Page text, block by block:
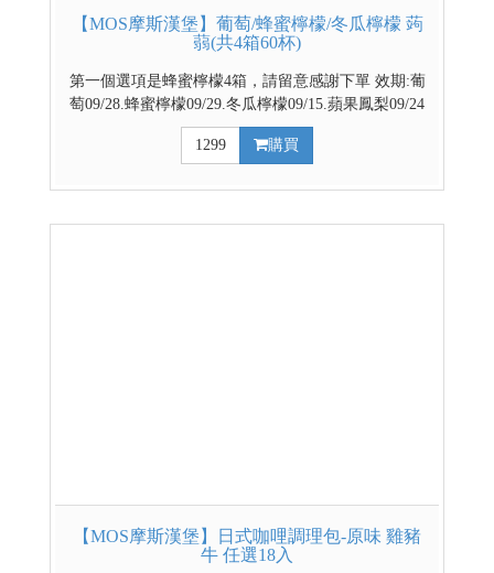
【MOS摩斯漢堡】葡萄/蜂蜜檸檬/冬瓜檸檬 蒟
蒻(共4箱60杯)
第一個選項是蜂蜜檸檬4箱，請留意感謝下單 效期:葡
萄09/28.蜂蜜檸檬09/29.冬瓜檸檬09/15.蘋果鳳梨09/24
官方網路商城 部分優惠與門市不同步，請依賣場實際
公告優惠為主 台灣代表著名水果 餐後解膩好幫手 越
1299 購買
【MOS摩斯漢堡】日式咖哩調理包-原味 雞豬
牛 任選18入